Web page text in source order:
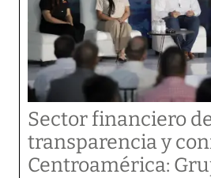
Sector financiero
transparencia y
Centroamérica: